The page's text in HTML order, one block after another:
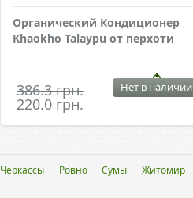
Органический Кондиционер
Khaokho Talaypu от перхоти
386.3 грн.
220.0 грн.
Нет в наличии
Черкассы Ровно Сумы
Житомир